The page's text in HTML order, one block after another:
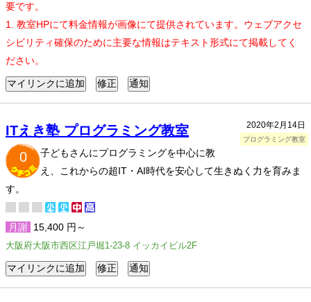
要です。
1. 教室HPにて料金情報が画像にて提供されています。ウェブアクセ
シビリティ確保のために主要な情報はテキスト形式にて掲載してく
ださい。
2020年2月14日
プログラミング教室
ITえき塾 プログラミング教室
0
子どもさんにプログラミングを中心に教
え、これからの超IT・AI時代を安心して生きぬく力を育みま
す。
月謝 15,400 円～
大阪府大阪市西区江戸堀1-23-8 イッカイビル2F